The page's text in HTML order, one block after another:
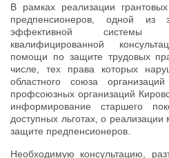
В рамках реализации
предпенсионеров, одной из
эффективной системы
квалифицированной
помощи по защите трудовых
числе, тех права которых
областного союза
профсоюзных организаций
информирование старшего
доступных льготах, о
защите предпенсионеров.
Необходимую консультацию,